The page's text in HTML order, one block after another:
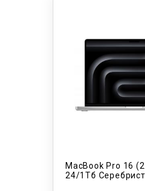
MacBook Pro 16
24/1Тб